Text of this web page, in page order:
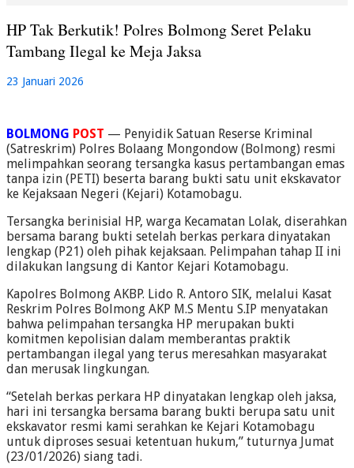
HP Tak Berkutik! Polres Bolmong Seret Pelaku
Tambang Ilegal ke Meja Jaksa
23 Januari 2026
BOLMONG POST — Penyidik Satuan Reserse Kriminal
(Satreskrim) Polres Bolaang Mongondow (Bolmong) resmi
melimpahkan seorang tersangka kasus pertambangan emas
tanpa izin (PETI) beserta barang bukti satu unit ekskavator
ke Kejaksaan Negeri (Kejari) Kotamobagu.
Tersangka berinisial HP, warga Kecamatan Lolak, diserahkan
bersama barang bukti setelah berkas perkara dinyatakan
lengkap (P21) oleh pihak kejaksaan. Pelimpahan tahap II ini
dilakukan langsung di Kantor Kejari Kotamobagu.
Kapolres Bolmong AKBP. Lido R. Antoro SIK, melalui Kasat
Reskrim Polres Bolmong AKP M.S Mentu S.IP menyatakan
bahwa pelimpahan tersangka HP merupakan bukti
komitmen kepolisian dalam memberantas praktik
pertambangan ilegal yang terus meresahkan masyarakat
dan merusak lingkungan.
“Setelah berkas perkara HP dinyatakan lengkap oleh jaksa,
hari ini tersangka bersama barang bukti berupa satu unit
ekskavator resmi kami serahkan ke Kejari Kotamobagu
untuk diproses sesuai ketentuan hukum,” tuturnya Jumat
(23/01/2026) siang tadi.